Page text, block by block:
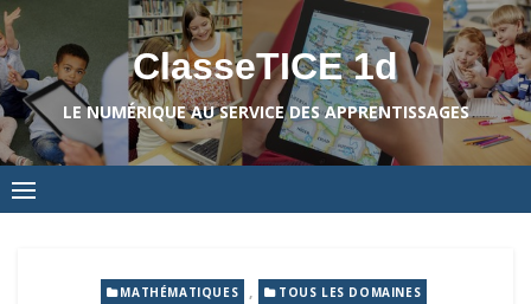
Skip
to
content
ClasseTICE 1d
LE NUMÉRIQUE AU SERVICE DES APPRENTISSAGES
MATHÉMATIQUES , TOUS LES DOMAINES